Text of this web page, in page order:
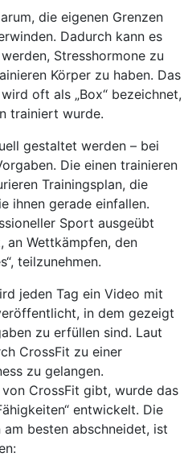
die eigenen Grenzen
Dadurch kann es
Stresshormone zu
Körper zu haben. Das
oft als „Box“ bezeichnet,
trainiert wurde.
gestaltet werden – bei
Die einen trainieren
Trainingsplan, die
ihnen gerade einfallen.
Sport ausgeübt
an Wettkämpfen, den
teilzunehmen.
jeden Tag ein Video mit
in dem gezeigt
zu erfüllen sind. Laut
CrossFit zu einer
zu gelangen.
CrossFit gibt, wurde das
entwickelt. Die
besten abschneidet, ist